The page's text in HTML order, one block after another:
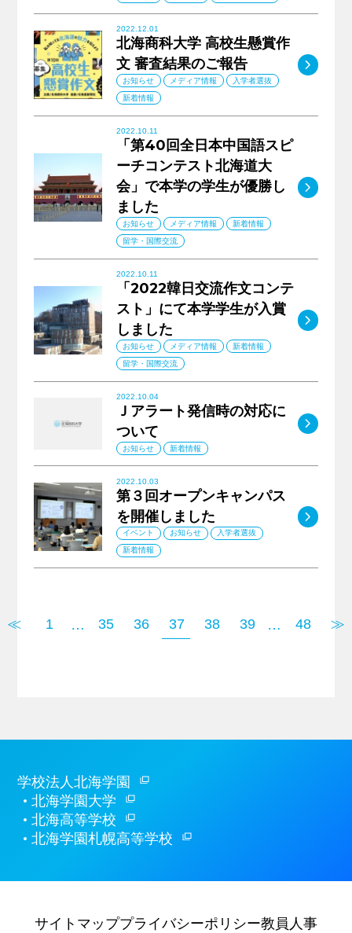
2022.12.01
北海商科大学 高校生懸賞作
文 審査結果のご報告
お知らせ メディア情報
入学者選抜
新着情報
2022.10.11
「第40回全日本中国語スピ
ーチコンテスト北海道大
会」で本学の学生が優勝し
ました
お知らせ メディア情報
新着情報
留学・国際交流
2022.10.11
「2022韓日交流作文コンテ
スト」にて本学学生が入賞
しました
お知らせ メディア情報
新着情報
留学・国際交流
2022.10.04
Ｊアラート発信時の対応に
ついて
お知らせ 新着情報
2022.10.03
第３回オープンキャンパス
を開催しました
イベント お知らせ
入学者選抜
新着情報
≪ 1 … 35 36 37 38 39 … 48 ≫
学校法人北海学園
北海学園大学
北海高等学校
北海学園札幌高等学校
サイトマッププライバシーポリシー教員人事